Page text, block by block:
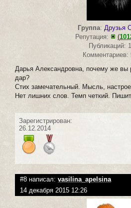
Группа: Друзья
Репутация:
(
Публикаций:
Комментариев:
Дарья Александровна, почему же вы
дар?
Стих замечательный. Мысль,
Нет лишних слов. Темп четкий.
Зарегистрирован:
26.12.2014
#8 написал: vasilina_apelsina
14 декабря 2015 12:26